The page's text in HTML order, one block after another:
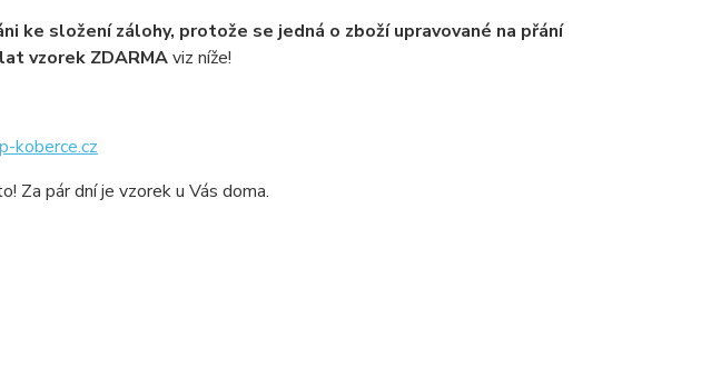
ke složení zálohy, protože se jedná o zboží upravované na přání
vzorek ZDARMAviz níže!
koberce.cz
Za pár dní je vzorek u Vás doma.